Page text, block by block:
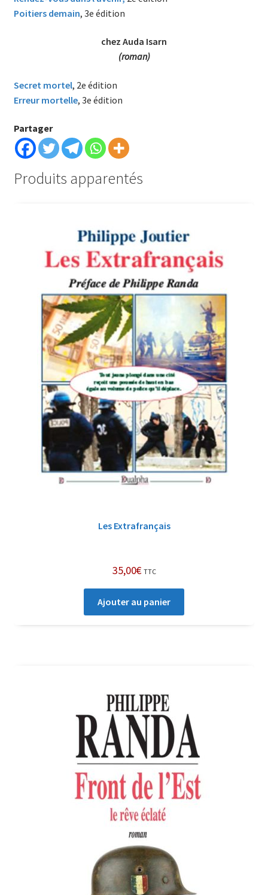
Poitiers demain, 3e édition
chez Auda Isarn
(roman)
Secret mortel, 2e édition
Erreur mortelle, 3e édition
Partager
Produits apparentés
Les Extrafrançais
35,00€ TTC
Ajouter au panier